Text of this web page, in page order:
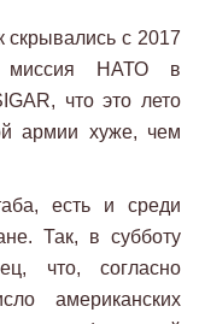
скрывались с 2017
миссия НАТО в
что это лето
армии хуже, чем
есть и среди
Так, в субботу
что, согласно
американских